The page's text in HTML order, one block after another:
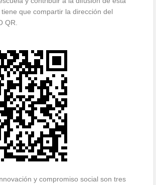
que compartir la dirección del
QR.
y compromiso social son tres